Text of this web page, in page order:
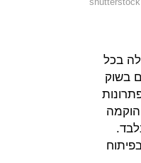
בכל
תשלומים מקוונים, פועלת מעל 10 שנים בשוק
הוקמה